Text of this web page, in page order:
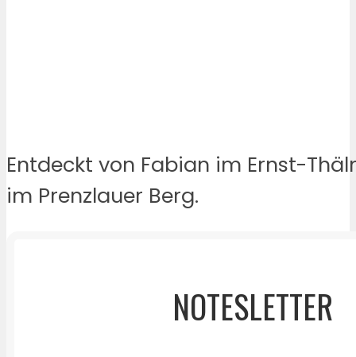
Entdeckt von Fabian im Ernst-
im Prenzlauer Berg.
NOTESLETTER